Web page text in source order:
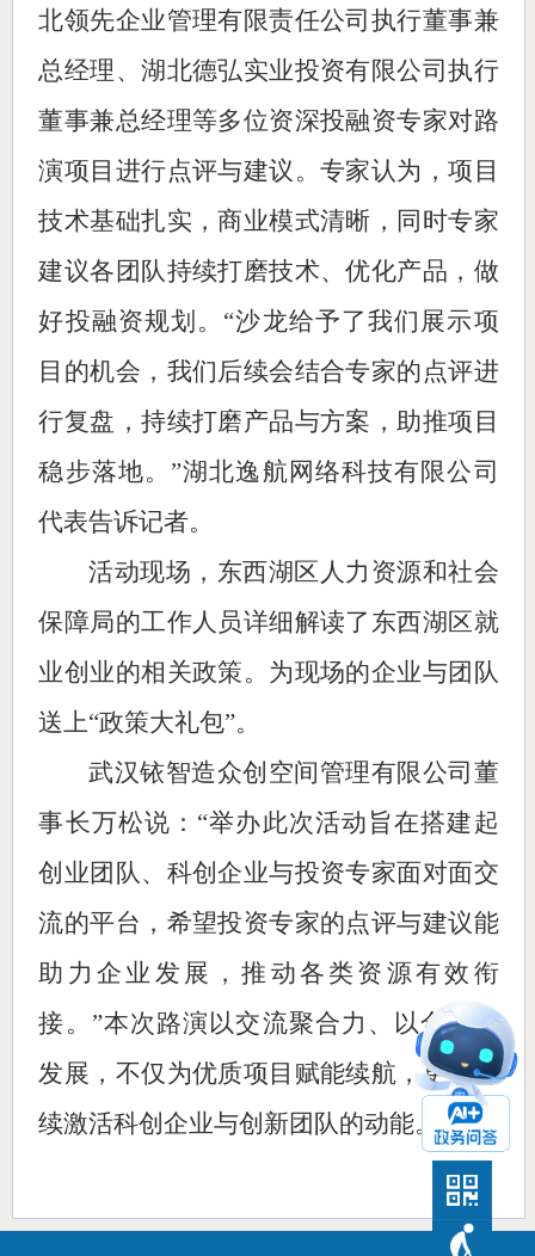
北领先企业管理有限责任公司执行董事兼
总经理、湖北德弘实业投资有限公司执行
董事兼总经理等多位资深投融资专家对路
演项目进行点评与建议。专家认为，项目
技术基础扎实，商业模式清晰，同时专家
建议各团队持续打磨技术、优化产品，做
好投融资规划。“沙龙给予了我们展示项
目的机会，我们后续会结合专家的点评进
行复盘，持续打磨产品与方案，助推项目
稳步落地。”湖北逸航网络科技有限公司
代表告诉记者。
活动现场，东西湖区人力资源和社会
保障局的工作人员详细解读了东西湖区就
业创业的相关政策。为现场的企业与团队
送上“政策大礼包”。
武汉铱智造众创空间管理有限公司董
事长万松说：“举办此次活动旨在搭建起
创业团队、科创企业与投资专家面对面交
流的平台，希望投资专家的点评与建议能
助力企业发展，推动各类资源有效衔
接。”本次路演以交流聚合力、以合作促
发展，不仅为优质项目赋能续航，更将持
续激活科创企业与创新团队的动能。